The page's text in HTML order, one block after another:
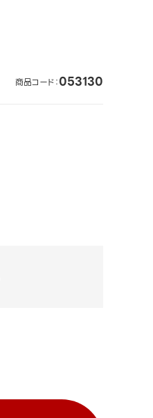
商品コード：053130